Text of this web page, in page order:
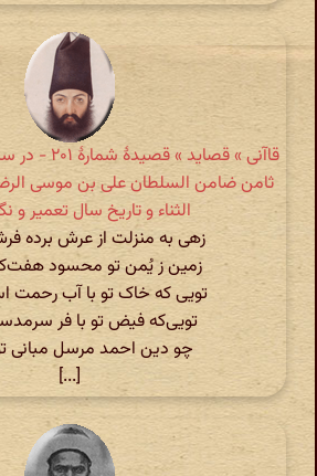
قاآنی »
ثامن ضامن السلطان علی بن موسی
الثناء و تاریخ سال تعمیر و
زهی به منزلت از عرش برده
زمین ز یُمن تو محسود
تویی‌ که خاک تو با آب
تویی‌که فیض تو با فر
چو دین احمد مرسل مبانی
[...]